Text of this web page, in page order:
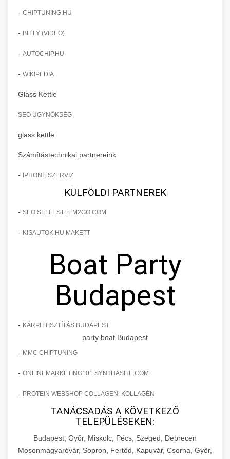
- CHIPTUNING.HU
- BIT.LY (VIDEO)
- AUTOCHIP.HU
- WIKIPEDIA
Glass Kettle
SEO ÜGYNÖKSÉG
glass kettle
Számítástechnikai partnereink
- IPHONE SZERVIZ
KÜLFÖLDI PARTNEREK
- SEO SELFESTEEM2GO.COM
- KISAUTOK.HU MAKETT
Boat Party
Budapest
- KÁRPITTISZTÍTÁS BUDAPEST
party boat Budapest
- MMC CHIPTUNING
- ONLINEMARKETING101.SYNTHASITE.COM
- PROTEIN WEBSHOP COLLAGEN: KOLLAGÉN
TANÁCSADÁS A KÖVETKEZŐ
TELEPÜLÉSEKEN:
Budapest, Győr, Miskolc, Pécs, Szeged, Debrecen
Mosonmagyaróvár, Sopron, Fertőd, Kapuvár, Csorna, Győr,